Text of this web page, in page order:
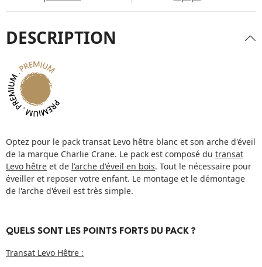
DESCRIPTION
Optez pour le pack transat Levo hêtre blanc et son arche d'éveil
de la marque Charlie Crane. Le pack est composé du transat
Levo hêtre et de l'arche d'éveil en bois. Tout le nécessaire pour
éveiller et reposer votre enfant. Le montage et le démontage
de l'arche d'éveil est très simple.
QUELS SONT LES POINTS FORTS DU PACK ?
Transat Levo Hêtre :